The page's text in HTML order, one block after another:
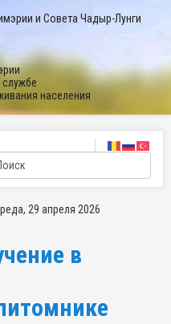
и Совета Чадыр-Лунги
населения
29 апреля 2026
в